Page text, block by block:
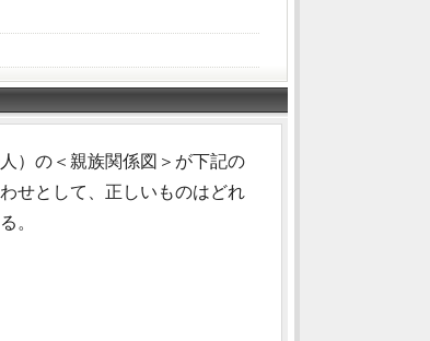
）の＜親族関係図＞が下記の
せとして、正しいものはどれ
。